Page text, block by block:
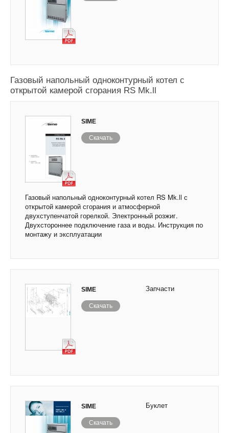
Газовый напольный одноконтурный котел с
открытой камерой сгорания RS Mk.ll
SIME
Скачать
Газовый напольный одноконтурный котел RS Mk.ll с
открытой камерой сгорания и атмосферной
двухступенчатой горелкой. Электронный розжиг.
Двухстороннее подключение газа и воды. Инструкция по
монтажу и эксплуатации
SIME
Скачать
Запчасти
SIME
Скачать
Буклет